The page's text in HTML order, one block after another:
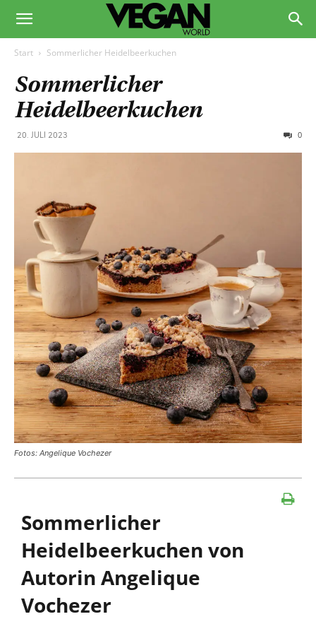
Start Sommerlicher Heidelbeerkuchen
Sommerlicher
Heidelbeerkuchen
20. JULI 2023 0
Fotos: Angelique Vochezer
Sommerlicher
Heidelbeerkuchen von
Autorin Angelique
Vochezer